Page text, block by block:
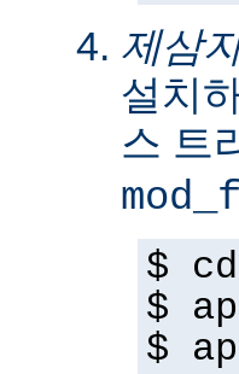
제삼
설치
스 트
$
$
$